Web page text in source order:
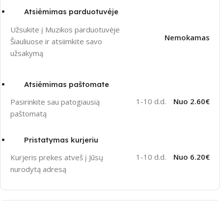
Atsiėmimas parduotuvėje
Užsukite į Muzikos parduotuvėje
Šiauliuose ir atsiimkite savo
užsakymą
Nemokamas
Atsiėmimas paštomate
Pasirinkite sau patogiausią
paštomatą
1-10 d.d. Nuo 2.60€
Pristatymas kurjeriu
Kurjeris prekes atveš į Jūsų
nurodytą adresą
1-10 d.d. Nuo 6.20€